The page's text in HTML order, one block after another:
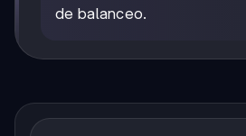
de balanceo.